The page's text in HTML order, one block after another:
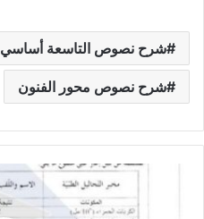
شرح نصوص التاسعة أساسي
شرح نصوص محور الفنون